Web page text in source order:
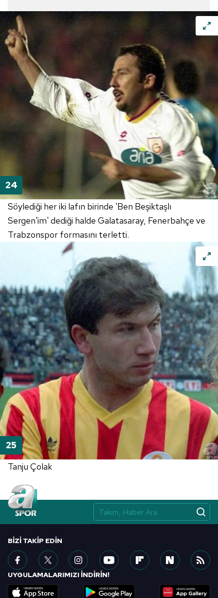
Söylediği her iki lafın birinde 'Ben Beşiktaşlı
Sergen'im' dediği halde Galatasaray, Fenerbahçe ve
Trabzonspor formasını terletti.
Tanju Çolak
BIZI TAKIP EDIN
UYGULAMALARIMIZI İNDİRİN!